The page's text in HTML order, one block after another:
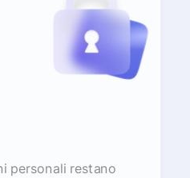
personali restano